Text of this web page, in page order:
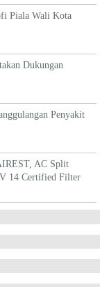
Piala Wali Kota
Dukungan
Penyakit
AC Split
14 Certified Filter